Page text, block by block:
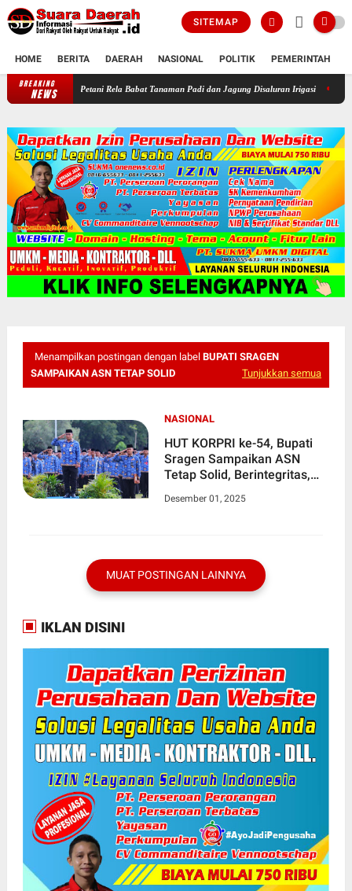
SITEMAP
HOME BERITA DAERAH NASIONAL POLITIK PEMERINTAH
BREAKING
NEWS
Gawan, Petani Rela Babat Tanaman Padi dan Jagung Disaluran Irigasi Darurat WKO!
Menampilkan postingan dengan label BUPATI SRAGEN
SAMPAIKAN ASN TETAP SOLID
Tunjukkan semua
NASIONAL
HUT KORPRI ke-54, Bupati
Sragen Sampaikan ASN
Tetap Solid, Berintegritas,
Desember 01, 2025
MUAT POSTINGAN LAINNYA
IKLAN DISINI